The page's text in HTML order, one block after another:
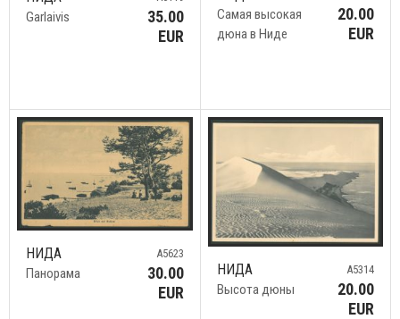
Garlaivis
35.00
EUR
Самая высокая
дюна в Ниде
20.00
EUR
НИДА
Панорама
A5623
30.00
EUR
НИДА
Высота дюны
A5314
20.00
EUR